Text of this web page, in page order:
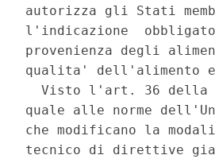
autorizza gli Stati
l'indicazione
provenienza degli
qualita' dell'alimento
Visto l'art. 36 della
quale alle norme
che modificano la
tecnico di direttive